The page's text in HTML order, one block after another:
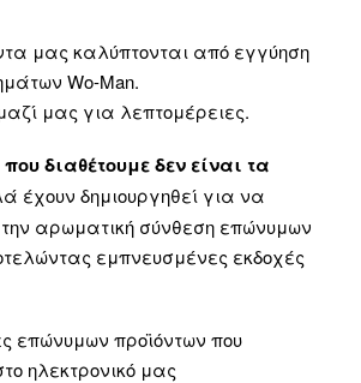
μας καλύπτονται από εγγύηση
Wo-Man.
μας για λεπτομέρειες.
διαθέτουμε δεν είναι τα
έχουν δημιουργηθεί για να
αρωματική σύνθεση επώνυμων
εμπνευσμένες εκδοχές
επώνυμων προϊόντων που
ηλεκτρονικό μας